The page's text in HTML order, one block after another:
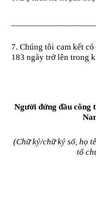
7. Chúng tôi cam kết
183 ngày trở lên trong
Người đứng đầu công
(Chữ ký/chữ ký số, họ
tổ